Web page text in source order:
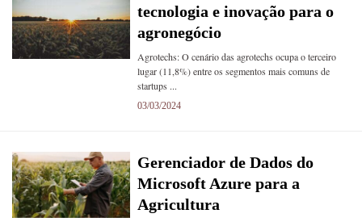
tecnologia e inovação para o
agronegócio
Agrotechs: O cenário das agrotechs ocupa o terceiro
lugar (11,8%) entre os segmentos mais comuns de
startups ...
03/03/2024
Gerenciador de Dados do
Microsoft Azure para a
Agricultura